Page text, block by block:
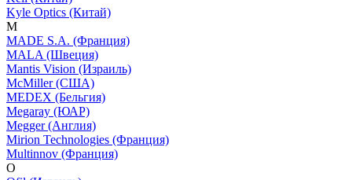
Kyle Optics (Китай)
M
MADE S.A. (Франция)
MALA (Швеция)
Mantis Vision (Израиль)
McMiller (США)
MEDEX (Бельгия)
Megaray (ЮАР)
Megger (Англия)
Mirion Technologies (Франция)
Multinnov (Франция)
O